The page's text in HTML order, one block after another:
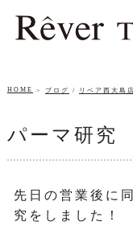
HOME ブログ / リベア西大島
パーマ研究
先日の営業後に
究をしました！